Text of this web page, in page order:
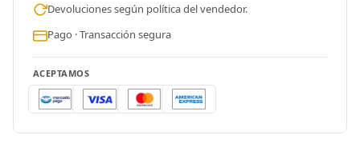
Devoluciones según política del vendedor.
Pago · Transacción segura
ACEPTAMOS